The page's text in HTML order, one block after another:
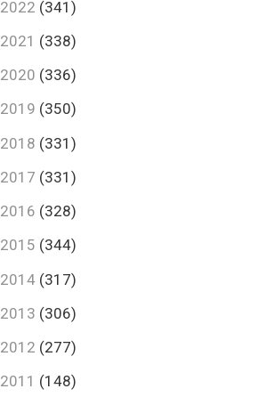
2022 (341)
2021 (338)
2020 (336)
2019 (350)
2018 (331)
2017 (331)
2016 (328)
2015 (344)
2014 (317)
2013 (306)
2012 (277)
2011 (148)